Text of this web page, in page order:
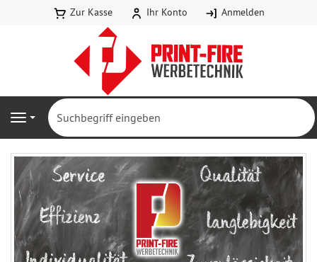
Zur Kasse Ihr Konto Anmelden
Navigation